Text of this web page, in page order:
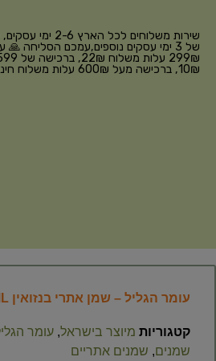
שירות משלוחים
של 3 ימי עסקים נוספים,עמכם הסליחה
10₪, ברכישה מעל 600₪ עלות משלוח חינם
עומר הגליל – שמן אתרי בנזואין 10ML
קטגוריות מיוצר בישראל, עומר
שמנים, שמנים אתריים